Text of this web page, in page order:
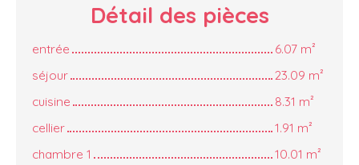
Détail des pièces
entrée
6.07 m²
séjour
23.09 m²
cuisine
8.31 m²
cellier
1.91 m²
chambre 1
10.01 m²